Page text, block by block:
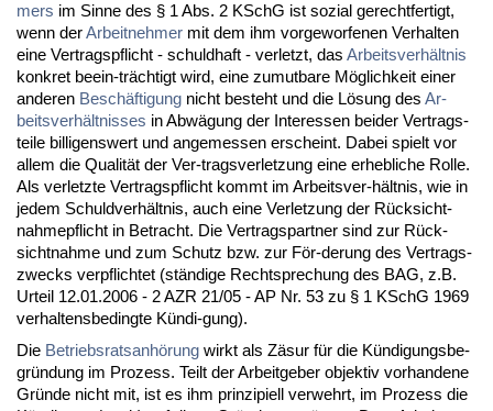
mers im Sin­ne des § 1 Abs. 2 KSchG ist so­zi­al ge­recht­fer­tigt,
wenn derAr­beit­neh­mer mit dem ihm vor­ge­wor­fe­nen Ver­hal­ten
ei­ne Ver­trags­pflicht - schuld­haft - ver­letzt, das Ar­beits­verhält­nis
kon­kret be­ein-träch­tigt wird, ei­ne zu­mut­ba­re Möglich­keit ei­ner
an­de­ren Beschäfti­gung nicht be­steht und die Lösung des Ar­
beits­verhält­nis­ses in Abwägung der In­ter­es­sen bei­der Ver­trags­
tei­le bil­li­gens­wert und an­ge­mes­sen er­scheint. Da­bei spielt vor
al­lem die Qua­lität der Ver-trags­ver­let­zung ei­ne er­heb­li­che Rol­le.
Als ver­letz­te Ver­trags­pflicht kommt im Ar­beits­ver-hält­nis, wie in
je­dem Schuld­verhält­nis, auch ei­ne Ver­let­zung der Rück­sicht­
nah­me­pflicht in Be­tracht. Die Ver­trags­part­ner sind zur Rück­
sicht­nah­me und zum Schutz bzw. zur För-de­rung des Ver­trags­
zwecks ver­pflich­tet (ständi­ge Recht­spre­chung des BAG, z.B.
Ur­teil 12.01.2006 - 2 AZR 21/05 - AP Nr. 53 zu § 1 KSchG 1969
ver­hal­tens­be­ding­te Kündi-gung).
Die Be­triebs­rats­anhörung wirkt als Zäsur für die Kündi­gungs­be­
gründung im Pro­zess. Teilt der Ar­beit­ge­ber ob­jek­tiv vor­han­de­ne
Gründe nicht mit, ist es ihm prin­zi­pi­ell ver­wehrt, im Pro­zess die